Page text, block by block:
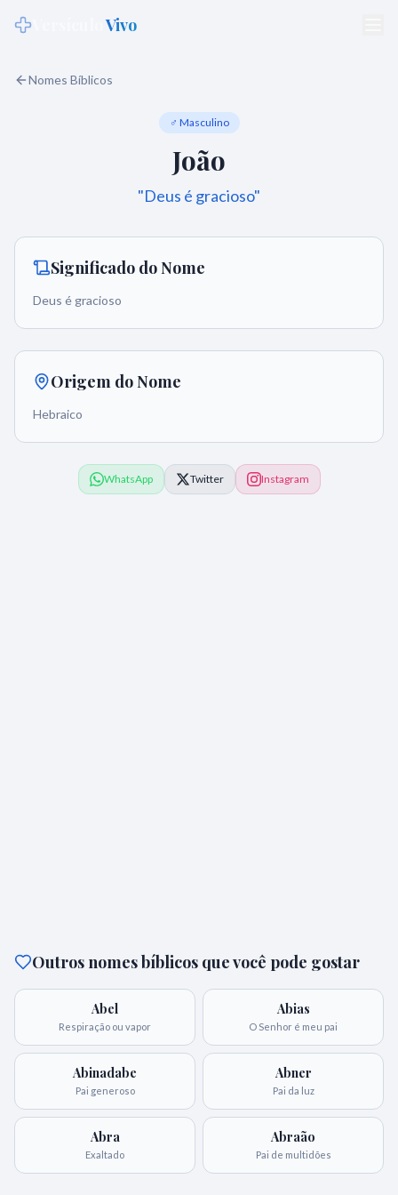
Vivo
Nomes Bíblicos
♂ Masculino
João
"Deus é gracioso"
Significado do Nome
Deus é gracioso
Origem do Nome
Hebraico
WhatsApp Twitter Instagram
Outros nomes bíblicos que você pode gostar
Abel
Respiração ou vapor
Abias
O Senhor é meu pai
Abinadabe
Pai generoso
Abner
Pai da luz
Abra
Exaltado
Abraão
Pai de multidões